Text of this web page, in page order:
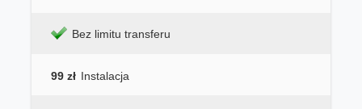
Bez limitu transferu
99 zł Instalacja